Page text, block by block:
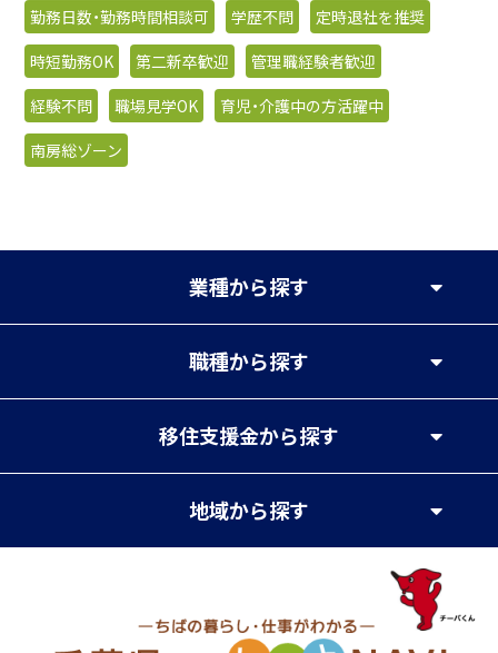
勤務日数・勤務時間相談可
学歴不問
定時退社を推奨
時短勤務OK
第二新卒歓迎
管理職経験者歓迎
経験不問
職場見学OK
育児・介護中の方活躍中
南房総ゾーン
業種から探す
職種から探す
移住支援金から探す
地域から探す